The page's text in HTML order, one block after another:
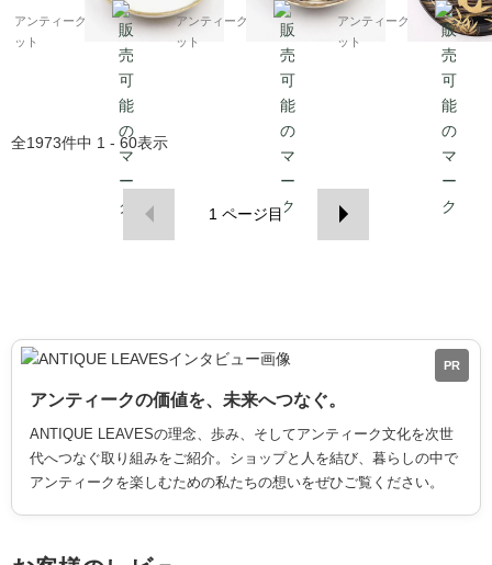
ク（水色縁・クリーム
色の花）A
アンティークブルーパロ
ット
ィーク（黒地に金彩・4
つ窓風景画）
アンティークブルーパロ
ット
竹・月）
アンティークブルーパロ
ット
全1973件中 1 - 60表示
1 ページ目
PR
アンティークの価値を、未来へつなぐ。
ANTIQUE LEAVESの理念、歩み、そしてアンティーク文化を次世
代へつなぐ取り組みをご紹介。ショップと人を結び、暮らしの中で
アンティークを楽しむための私たちの想いをぜひご覧ください。